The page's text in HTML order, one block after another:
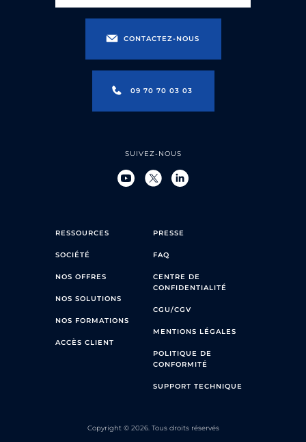
CONTACTEZ-NOUS
09 70 70 03 03
SUIVEZ-NOUS
RESSOURCES
SOCIÉTÉ
NOS OFFRES
NOS SOLUTIONS
NOS FORMATIONS
ACCÈS CLIENT
PRESSE
FAQ
CENTRE DE
CONFIDENTIALITÉ
CGU/CGV
MENTIONS LÉGALES
POLITIQUE DE
CONFORMITÉ
SUPPORT TECHNIQUE
Copyright © 2026. Tous droits réservés